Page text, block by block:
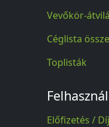
Vevőkör-
Céglista
Toplisták
Előfizetés /